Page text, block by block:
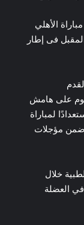
الأهلي
فى إطار
‏على هامش
لمباراة
ضمن مؤجلات
خلال
العضلة